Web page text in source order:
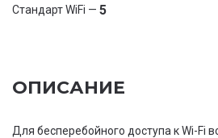
Стандарт WiFi — 5
ОПИСАНИЕ
Для бесперебойного доступа к Wi-Fi